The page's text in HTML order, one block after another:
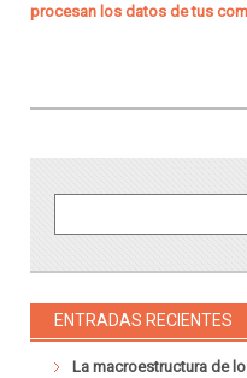
procesan los datos de tus
ENTRADAS RECIENTES
La macroestructura de